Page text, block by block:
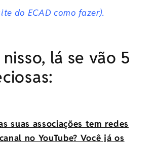
do ECAD como fazer).
lá se vão 5
suas associações tem redes
no YouTube? Você já os